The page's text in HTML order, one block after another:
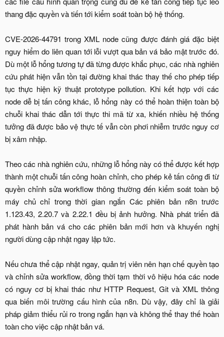
thang đặc quyền và tiến tới kiểm soát toàn bộ hệ thống.
CVE-2026-44791 trong XML node cũng được đánh giá đặc biệt
nguy hiểm do liên quan tới lỗi vượt qua bản vá bảo mật trước đó.
Dù một lỗ hổng tương tự đã từng được khắc phục, các nhà nghiên
cứu phát hiện vẫn tồn tại đường khai thác thay thế cho phép tiếp
tục thực hiện kỹ thuật prototype pollution. Khi kết hợp với các
node dễ bị tấn công khác, lỗ hổng này có thể hoàn thiện toàn bộ
chuỗi khai thác dẫn tới thực thi mã từ xa, khiến nhiều hệ thống
tưởng đã được bảo vệ thực tế vẫn còn phơi nhiễm trước nguy cơ
bị xâm nhập.
Theo các nhà nghiên cứu, những lỗ hổng này có thể được kết hợp
thành một chuỗi tấn công hoàn chỉnh, cho phép kẻ tấn công đi từ
quyền chỉnh sửa workflow thông thường đến kiểm soát toàn bộ
máy chủ chỉ trong thời gian ngắn Các phiên bản n8n trước
1.123.43, 2.20.7 và 2.22.1 đều bị ảnh hưởng. Nhà phát triển đã
phát hành bản vá cho các phiên bản mới hơn và khuyến nghị
người dùng cập nhật ngay lập tức.
Nếu chưa thể cập nhật ngay, quản trị viên nên hạn chế quyền tạo
và chỉnh sửa workflow, đồng thời tạm thời vô hiệu hóa các node
có nguy cơ bị khai thác như HTTP Request, Git và XML thông
qua biến môi trường cấu hình của n8n. Dù vậy, đây chỉ là giải
pháp giảm thiểu rủi ro trong ngắn hạn và không thể thay thế hoàn
toàn cho việc cập nhật bản vá.